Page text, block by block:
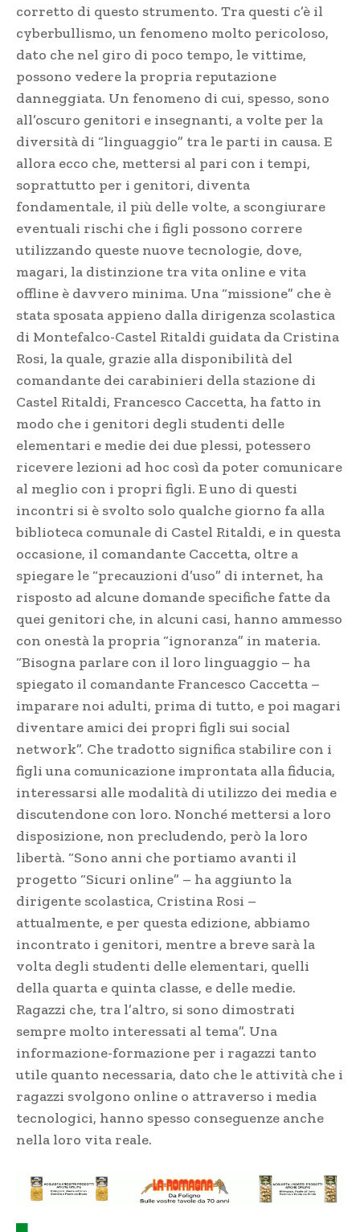
corretto di questo strumento. Tra questi c’è il
cyberbullismo, un fenomeno molto pericoloso,
dato che nel giro di poco tempo, le vittime,
possono vedere la propria reputazione
danneggiata. Un fenomeno di cui, spesso, sono
all’oscuro genitori e insegnanti, a volte per la
diversità di “linguaggio” tra le parti in causa. E
allora ecco che, mettersi al pari con i tempi,
soprattutto per i genitori, diventa
fondamentale, il più delle volte, a scongiurare
eventuali rischi che i figli possono correre
utilizzando queste nuove tecnologie, dove,
magari, la distinzione tra vita online e vita
offline è davvero minima. Una “missione” che è
stata sposata appieno dalla dirigenza scolastica
di Montefalco-Castel Ritaldi guidata da Cristina
Rosi, la quale, grazie alla disponibilità del
comandante dei carabinieri della stazione di
Castel Ritaldi, Francesco Caccetta, ha fatto in
modo che i genitori degli studenti delle
elementari e medie dei due plessi, potessero
ricevere lezioni ad hoc così da poter comunicare
al meglio con i propri figli. E uno di questi
incontri si è svolto solo qualche giorno fa alla
biblioteca comunale di Castel Ritaldi, e in questa
occasione, il comandante Caccetta, oltre a
spiegare le “precauzioni d’uso” di internet, ha
risposto ad alcune domande specifiche fatte da
quei genitori che, in alcuni casi, hanno ammesso
con onestà la propria “ignoranza” in materia.
“Bisogna parlare con il loro linguaggio – ha
spiegato il comandante Francesco Caccetta –
imparare noi adulti, prima di tutto, e poi magari
diventare amici dei propri figli sui social
network”. Che tradotto significa stabilire con i
figli una comunicazione improntata alla fiducia,
interessarsi alle modalità di utilizzo dei media e
discutendone con loro. Nonché mettersi a loro
disposizione, non precludendo, però la loro
libertà. “Sono anni che portiamo avanti il
progetto “Sicuri online” – ha aggiunto la
dirigente scolastica, Cristina Rosi –
attualmente, e per questa edizione, abbiamo
incontrato i genitori, mentre a breve sarà la
volta degli studenti delle elementari, quelli
della quarta e quinta classe, e delle medie.
Ragazzi che, tra l’altro, si sono dimostrati
sempre molto interessati al tema”. Una
informazione-formazione per i ragazzi tanto
utile quanto necessaria, dato che le attività che i
ragazzi svolgono online o attraverso i media
tecnologici, hanno spesso conseguenze anche
nella loro vita reale.